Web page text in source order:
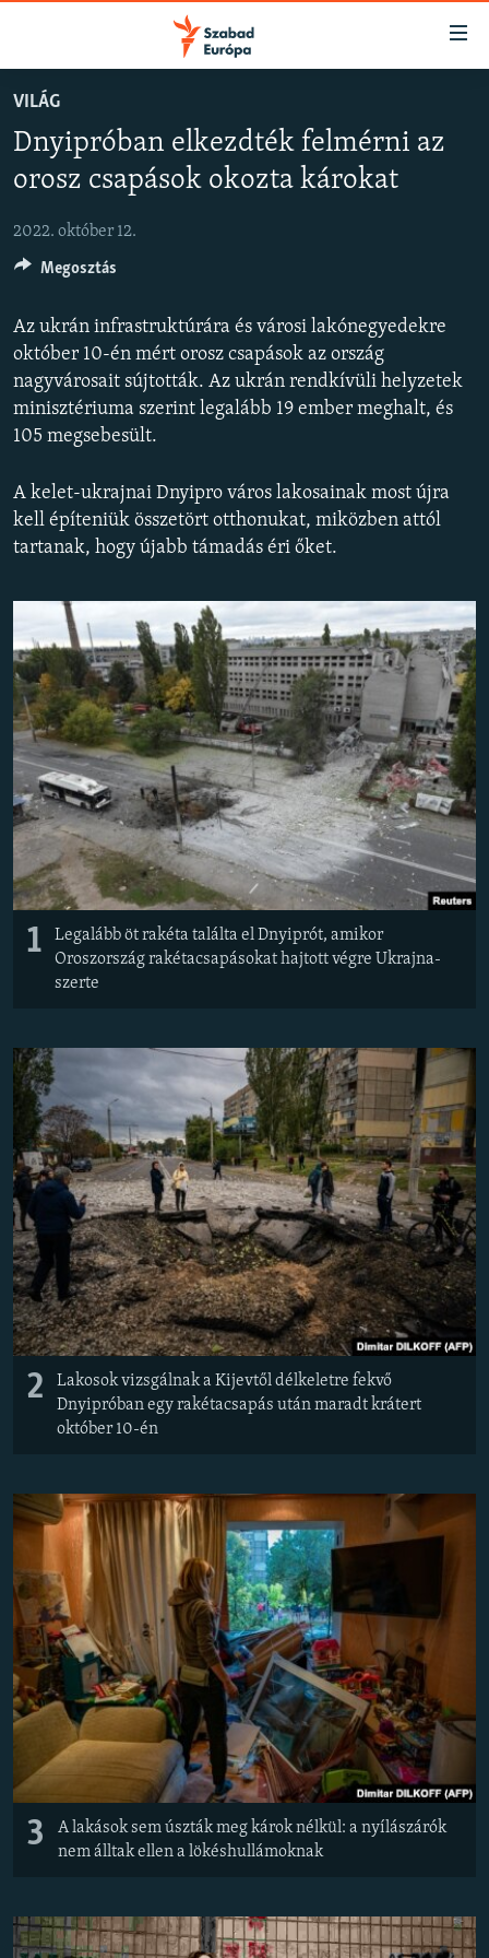
Akadálymentes
Ugrás
oldalra
Ugrás
keresésre
AKTUÁLIS
PODCASTOK
VIDEÓK
ELEMZŐ
NER15
SZABADON
TÁRSADALOM
DEMOKRÁCIA
EURÓPAI UNIÓ
VILÁG
A MÚLT TANULSÁGAI
KÖVESSEN MINKET!
Valamennyi RFE/RL weboldal
VILÁG
Dnyipróban elkezdték felmérni az
orosz csapások okozta károkat
2022. október 12.
Az ukrán infrastruktúrára és városi lakónegyedekre
október 10-én mért orosz csapások az ország
nagyvárosait sújtották. Az ukrán rendkívüli helyzetek
minisztériuma szerint legalább 19 ember meghalt, és
105 megsebesült.
A kelet-ukrajnai Dnyipro város lakosainak most újra
kell építeniük összetört otthonukat, miközben attól
tartanak, hogy újabb támadás éri őket.
1
Legalább öt rakéta találta el Dnyiprót, amikor
Oroszország rakétacsapásokat hajtott végre Ukrajna-
szerte
2
Lakosok vizsgálnak a Kijevtől délkeletre fekvő
Dnyipróban egy rakétacsapás után maradt krátert
október 10-én
3
A lakások sem úszták meg károk nélkül: a nyílászárók
nem álltak ellen a lökéshullámoknak
Megosztás
FELIRATKOZÁS
Feliratkozás